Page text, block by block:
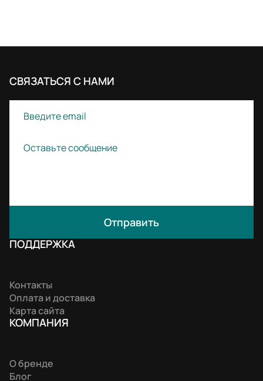
ПОДДЕРЖКА
Контакты
Оплата и доставка
Карта сайта
КОМПАНИЯ
О бренде
Блог
СВЯЗАТЬСЯ С НАМИ
Отправить